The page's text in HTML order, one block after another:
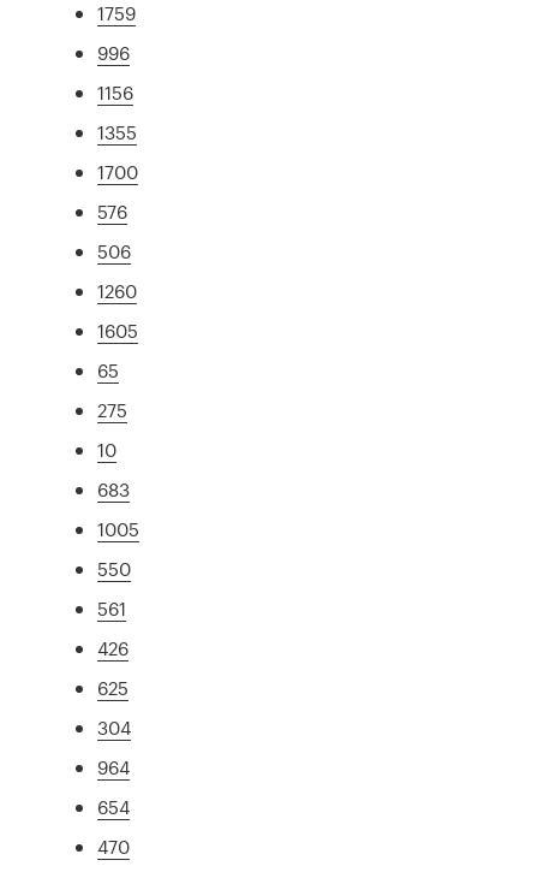
1759
996
1156
1355
1700
576
506
1260
1605
65
275
10
683
1005
550
561
426
625
304
964
654
470